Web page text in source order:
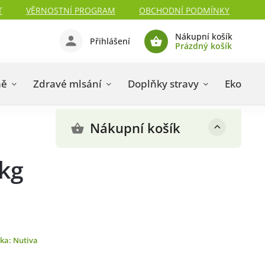
VĚRNOSTNÍ PROGRAM OBCHODNÍ PODMÍNKY
Nákupní košík
Prázdný košík
Přihlášení
Zdravé mlsání Doplňky stravy Eko
Nákupní košík
Nutiva